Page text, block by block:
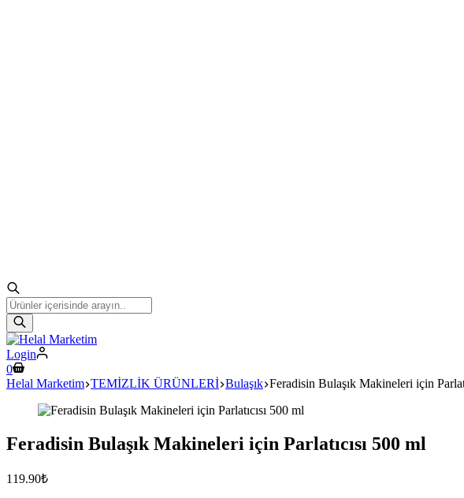
Products
search
Login
Shopping
cart
0
Helal Marketim TEMİZLİK ÜRÜNLERİ Bulaşık Feradisin Bulaşık Makineleri için
Feradisin Bulaşık Makineleri için Parlatıcısı 500 ml
119.90₺